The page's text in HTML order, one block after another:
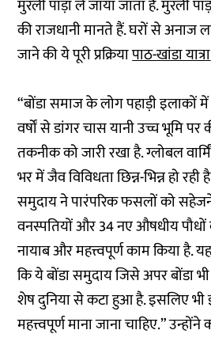
मुरली पाड़ा ले जाया जाता है. मुरली
की राजधानी मानते हैं. घरों से अनाज
जाने की ये पूरी प्रक्रियापाठ-खांडा यात्रा
“बोंडा समाज के लोग पहाड़ी इलाकों
वर्षों से डांगर चास यानी उच्च भूमि पर
तकनीक को जारी रखा है. ग्लोबल
भर में जैव विविधता छिन्न-भिन्न हो
समुदाय ने पारंपरिक फसलों को
वनस्पतियों और 34 नए औषधीय
नायाब और महत्त्वपूर्ण काम किया है.
कि ये बोंडा समुदाय जिसे अपर बोंडा
शेष दुनिया से कटा हुआ है. इसलिए भी
महत्त्वपूर्ण माना जाना चाहिए.” उन्होंने